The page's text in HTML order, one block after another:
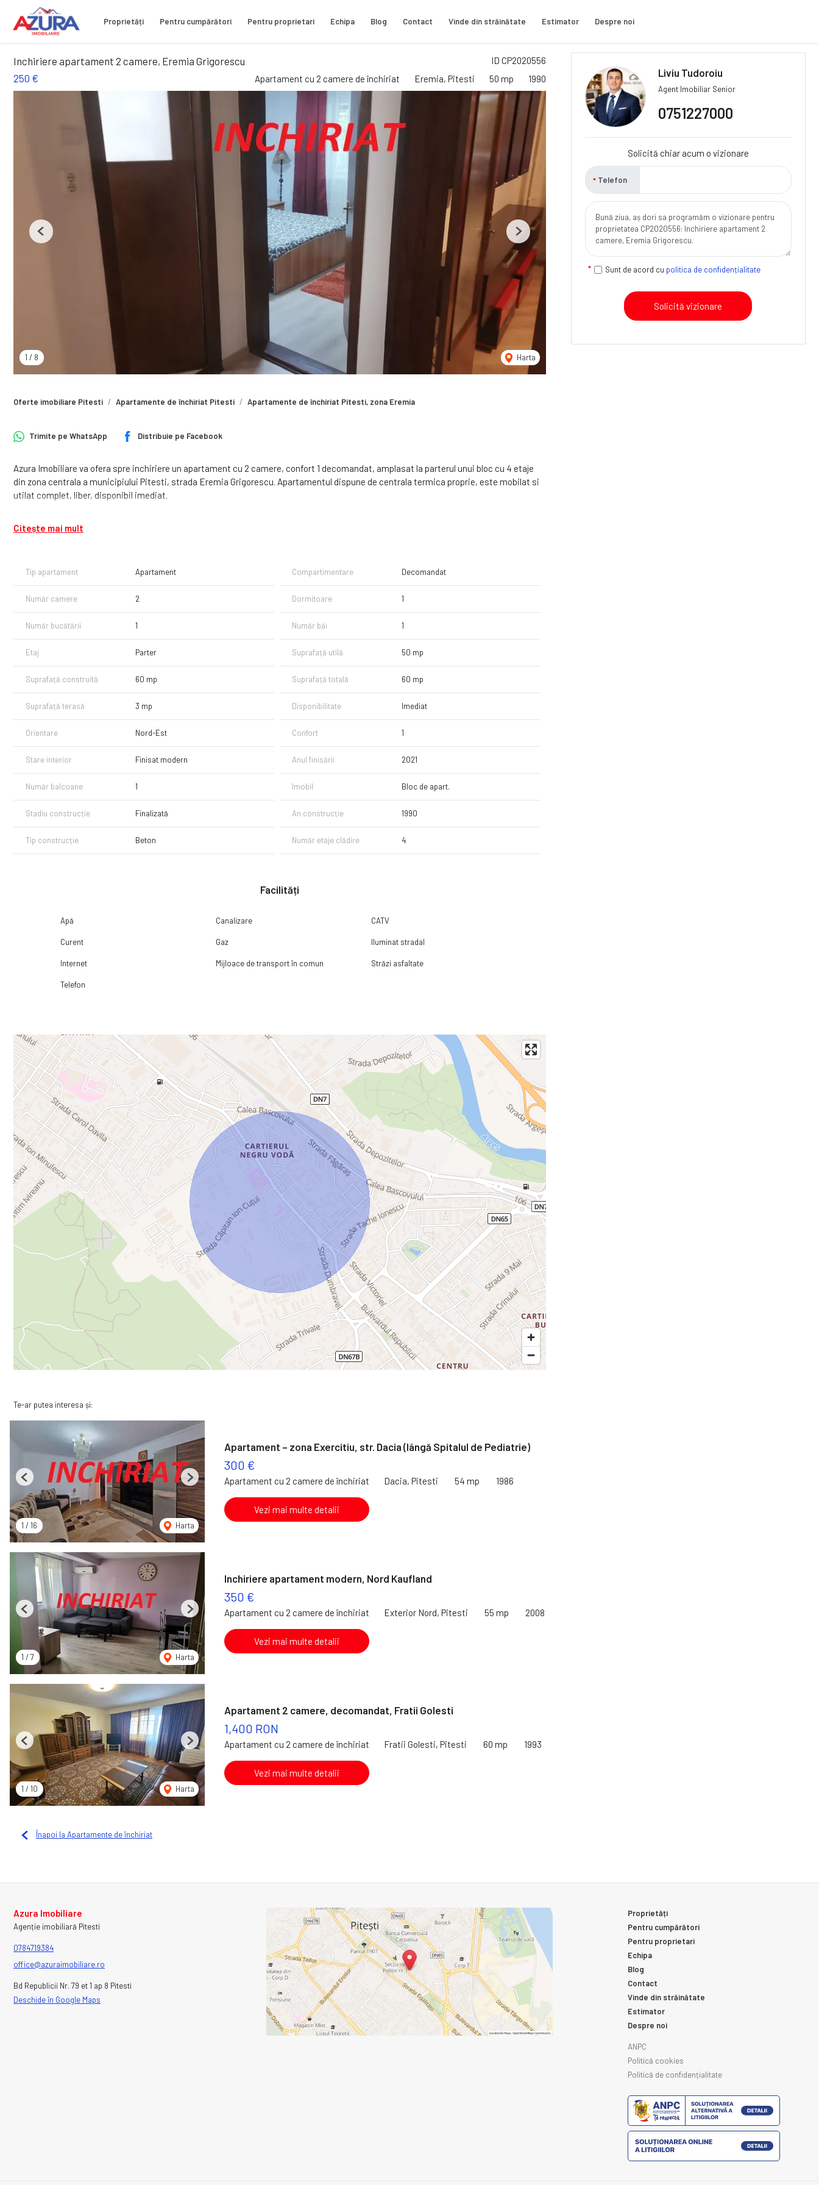
Proprietăți Pentru cumpărători Pentru proprietari Echipa Blog Contact Vinde din străinătate Estimator Despre noi
ID CP2020556
Inchiriere apartament 2 camere, Eremia Grigorescu
250 €
Apartament cu 2 camere de închiriat Eremia, Pitesti 50 mp 1990
1 / 8 Harta
Previous Next
Oferte imobiliare Pitesti Apartamente de închiriat Pitesti Apartamente de închiriat Pitesti, zona Eremia
Trimite pe WhatsApp Distribuie pe Facebook
Azura Imobiliare va ofera spre inchiriere un apartament cu 2 camere, confort 1 decomandat, amplasat la parterul unui bloc cu 4 etaje
din zona centrala a municipiului Pitesti, strada Eremia Grigorescu. Apartamentul dispune de centrala termica proprie, este mobilat si
utilat complet, liber, disponibil imediat.
Citește mai mult
Tip apartament Apartament Compartimentare Decomandat
Număr camere 2 Dormitoare 1
Număr bucătării 1 Număr băi 1
Etaj Parter Suprafață utilă 50 mp
Suprafață construită 60 mp Suprafață totală 60 mp
Suprafață terasă 3 mp Disponibilitate Imediat
Orientare Nord-Est Confort 1
Stare interior Finisat modern Anul finisării 2021
Număr balcoane 1 Imobil Bloc de apart.
Stadiu construcție Finalizată An construcție 1990
Tip construcție Beton Număr etaje clădire 4
Facilități
Apă Canalizare CATV
Curent Gaz Iluminat stradal
Internet Mijloace de transport în comun Străzi asfaltate
Telefon
Liviu Tudoroiu
Agent Imobiliar Senior
0751227000
Solicită chiar acum o vizionare
Telefon
Sunt de acord cu politica de confidențialitate
Solicită vizionare
Te-ar putea interesa și:
1 / 16 Harta
Previous Next
Apartament – zona Exercitiu, str. Dacia (lângă Spitalul de Pediatrie)
300 €
Apartament cu 2 camere de închiriat Dacia, Pitesti 54 mp 1986
Vezi mai multe detalii
1 / 7 Harta
Previous Next
Inchiriere apartament modern, Nord Kaufland
350 €
Apartament cu 2 camere de închiriat Exterior Nord, Pitesti 55 mp 2008
Vezi mai multe detalii
1 / 10 Harta
Previous Next
Apartament 2 camere, decomandat, Fratii Golesti
1,400 RON
Apartament cu 2 camere de închiriat Fratii Golesti, Pitesti 60 mp 1993
Vezi mai multe detalii
Înapoi la Apartamente de închiriat
Azura Imobiliare
Agenție imobiliară Pitesti
0784719384
office@azuraimobiliare.ro
Bd Republicii Nr. 79 et 1 ap 8 Pitesti
Deschide în Google Maps
Proprietăți
Pentru cumpărători
Pentru proprietari
Echipa
Blog
Contact
Vinde din străinătate
Estimator
Despre noi
ANPC
Politică cookies
Politică de confidențialitate